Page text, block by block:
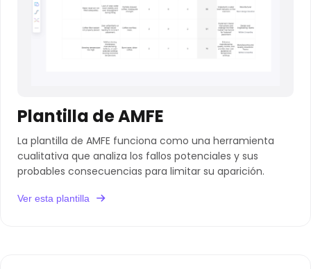
Plantilla de AMFE
La plantilla de AMFE funciona como una herramienta
cualitativa que analiza los fallos potenciales y sus
probables consecuencias para limitar su aparición.
Ver esta plantilla